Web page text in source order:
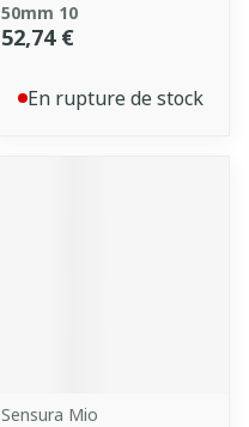
50mm 10
52,74 €
En rupture de stock
Sensura Mio